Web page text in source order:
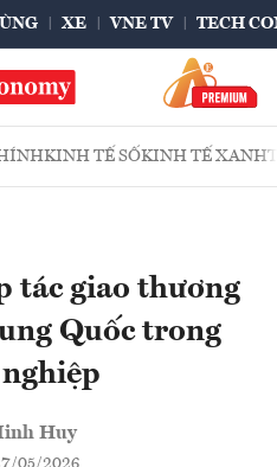
XE VNE TV TECH
KINH TẾ SỐKINH TẾ XANH
tác giao thương
Quốc trong
Huy
05/2026